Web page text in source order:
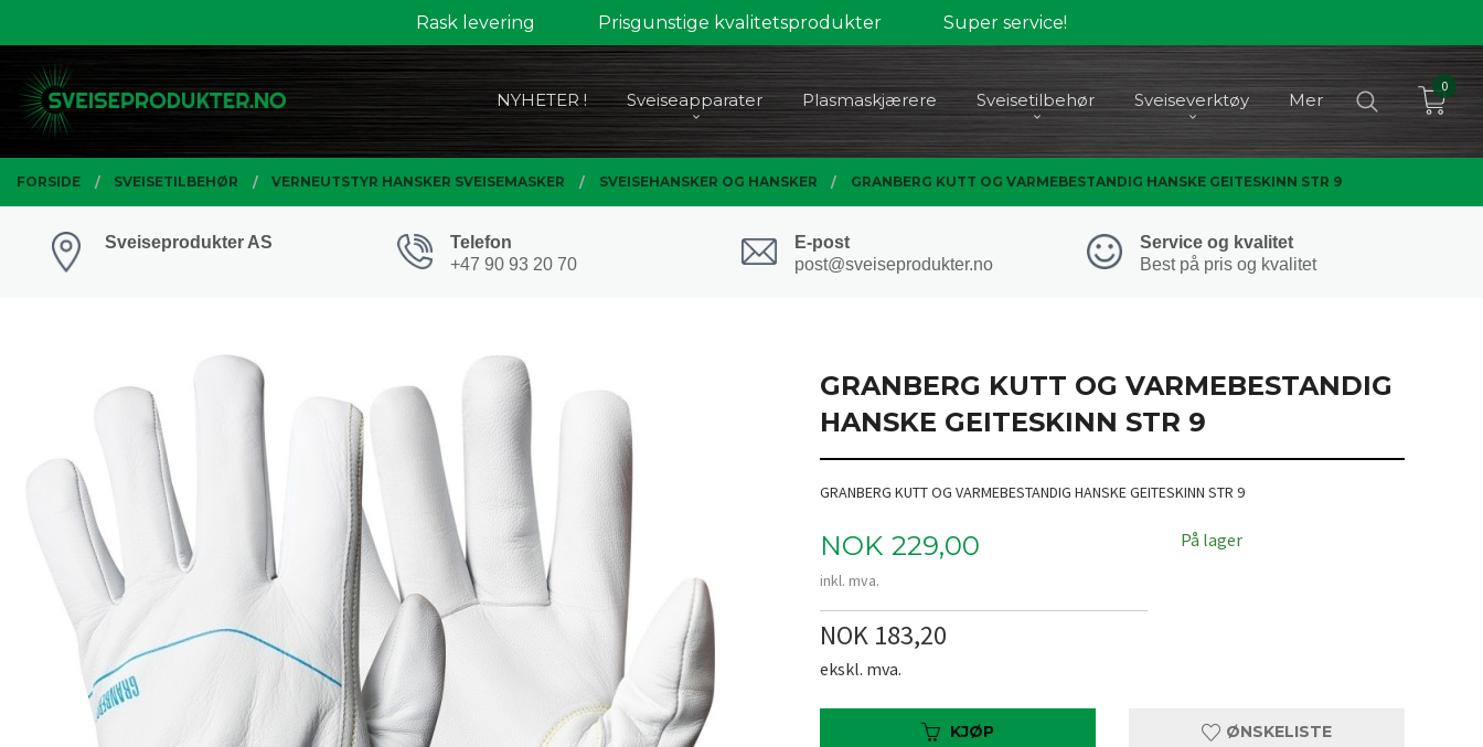
innholdet
Rask levering Prisgunstige kvalitetsprodukter Super service!
PRODUKTER
NYHETER ! Sveiseapparater Plasmaskjærere Sveisetilbehør Sveiseverktøy Mer
0
FORSIDE SVEISETILBEHØR VERNEUTSTYR HANSKER SVEISEMASKER SVEISEHANSKER OG HANSKER GRANBERG KUTT OG VARMEBESTANDIG HANSKE GEITESKINN STR 9
Sveiseprodukter AS
Telefon
+47 90 93 20 70
E-post
post@sveiseprodukter.no
Service og kvalitet
Best på pris og kvalitet
GRANBERG KUTT OG VARMEBESTANDIG
HANSKE GEITESKINN STR 9
GRANBERG KUTT OG VARMEBESTANDIG HANSKE GEITESKINN STR 9
Pris
NOK 229,00
inkl. mva.
NOK 183,20
ekskl. mva.
På lager
KJØP ØNSKELISTE